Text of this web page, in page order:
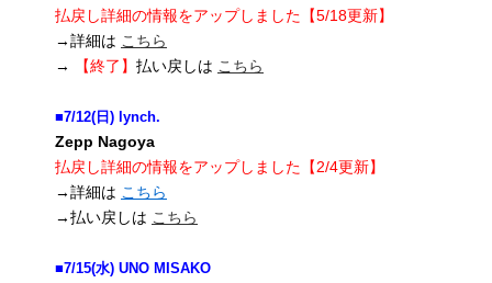
払戻し詳細の情報をアップしました【5/18更新】
→詳細は こちら
→
【終了】 払い戻しは こちら
■7/12(日) lynch.
Zepp Nagoya
払戻し詳細の情報をアップしました【2/4更新】
→詳細は こちら
→払い戻しは こちら
■7/15(水) UNO MISAKO